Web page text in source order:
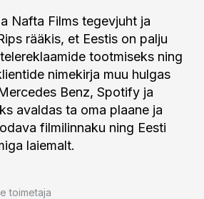
Nafta Films tegevjuht ja
rääkis, et Eestis on palju
tootmiseks ning
nimekirja muu hulgas
Benz, Spotify ja
avaldas ta oma plaane ja
filmilinnaku ning Eesti
laiemalt.
toimetaja